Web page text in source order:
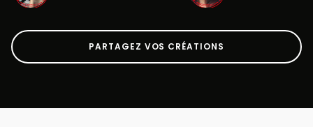
PARTAGEZ VOS CRÉATIONS